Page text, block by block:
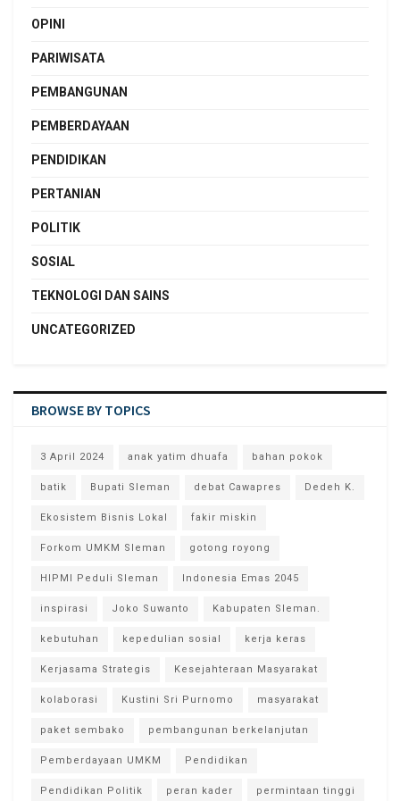
OPINI
PARIWISATA
PEMBANGUNAN
PEMBERDAYAAN
PENDIDIKAN
PERTANIAN
POLITIK
SOSIAL
TEKNOLOGI DAN SAINS
UNCATEGORIZED
BROWSE BY TOPICS
3 April 2024 anak yatim dhuafa bahan pokok
batik Bupati Sleman debat Cawapres Dedeh K.
Ekosistem Bisnis Lokal fakir miskin
Forkom UMKM Sleman gotong royong
HIPMI Peduli Sleman Indonesia Emas 2045
inspirasi Joko Suwanto Kabupaten Sleman.
kebutuhan kepedulian sosial kerja keras
Kerjasama Strategis Kesejahteraan Masyarakat
kolaborasi Kustini Sri Purnomo masyarakat
paket sembako pembangunan berkelanjutan
Pemberdayaan UMKM Pendidikan
Pendidikan Politik peran kader permintaan tinggi